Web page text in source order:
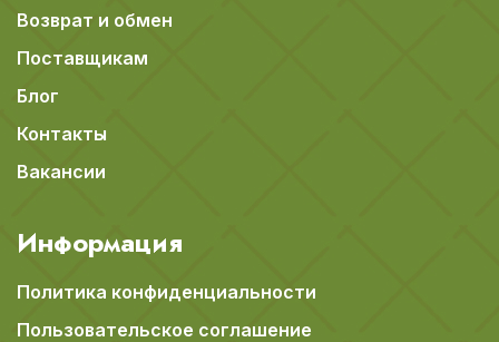
Возврат и обмен
Поставщикам
Блог
Контакты
Вакансии
Информация
Политика конфиденциальности
Пользовательское соглашение